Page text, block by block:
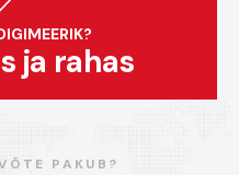
ja rahas
PAKUB?